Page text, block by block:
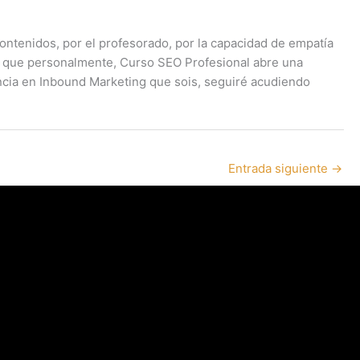
por el profesorado, por la capacidad de empatía
personalmente, Curso SEO Profesional abre una
en Inbound Marketing que sois, seguiré acudiendo
Entrada siguiente →